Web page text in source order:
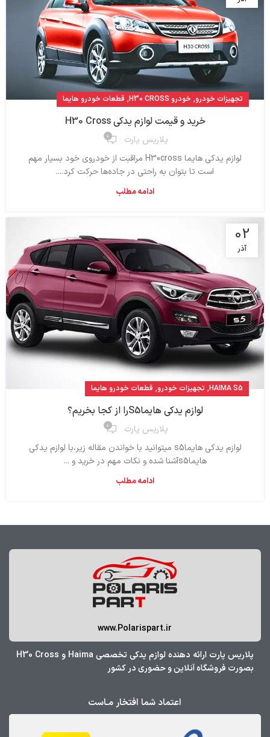
تجهیزات خودرو, خودرو H30 CROSS , قطعات خودرو هایما
خرید و قیمت لوازم یدکی H30 Cross
پلاریس پارت ۰
لوازم یدکی هایما H30cross مراقبت از خودروی خود بسیار مهم
است تا بتوان به راحتی در جاده‌ها حرکت کرد....
ادامه مطلب
02
آذر
HAIMA S5
, تجهیزات خودرو, قطعات خودرو هایما
لوازم یدکی هایماS5را از کجا بخریم؟
پلاریس پارت ۰
لوازم یدکی هایماs5 میتوانید با خواندن مقاله زیر،با لوازم یدکی
هایماs5آشنا شده و نکات مهم در خرید و ...
ادامه مطلب
www.Polarispart.ir
پلاریس پارت ارائه دهنده لوازم یدکی تخصصی Haima و H30 Cross
بصورت فروشگاه آنلاین و حضوری در کشور
اعتماد شما افتخار مـاست